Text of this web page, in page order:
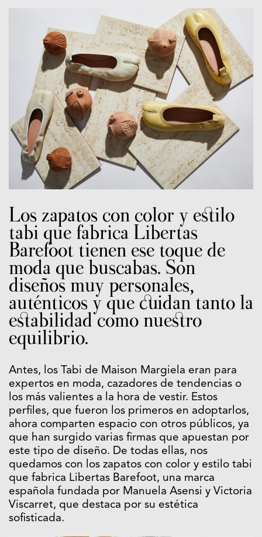
Los zapatos con color y estilo
tabi que fabrica Libertas
Barefoot tienen ese toque de
moda que buscabas. Son
diseños muy personales,
auténticos y que cuidan tanto la
estabilidad como nuestro
equilibrio.
Antes, los Tabi de Maison Margiela eran para
expertos en moda, cazadores de tendencias o
los más valientes a la hora de vestir. Estos
perfiles, que fueron los primeros en adoptarlos,
ahora comparten espacio con otros públicos, ya
que han surgido varias firmas que apuestan por
este tipo de diseño. De todas ellas, nos
quedamos con los zapatos con color y estilo tabi
que fabrica Libertas Barefoot, una marca
española fundada por Manuela Asensi y Victoria
Viscarret, que destaca por su estética
sofisticada.